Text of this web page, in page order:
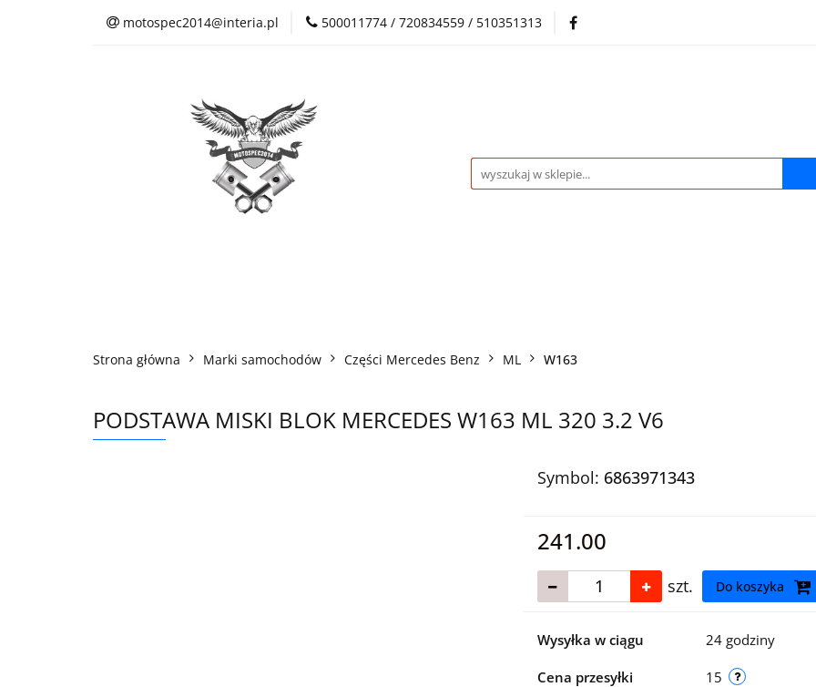
motospec2014@interia.pl 500011774 / 720834559 / 510351313
Sklep Auto Części Regulamin sklepu
Kontakt
Strona główna Marki samochodów Części Mercedes Benz ML W163
PODSTAWA MISKI BLOK MERCEDES W163 ML 320 3.2 V6
Symbol: 6863971343
241.00
szt. Do koszyka
Wysyłka w ciągu 24 godziny
Cena przesyłki 15